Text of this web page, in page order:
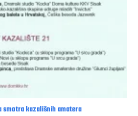
smotra kazališnih amatera